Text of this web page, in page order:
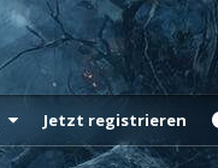
Jetzt registrieren